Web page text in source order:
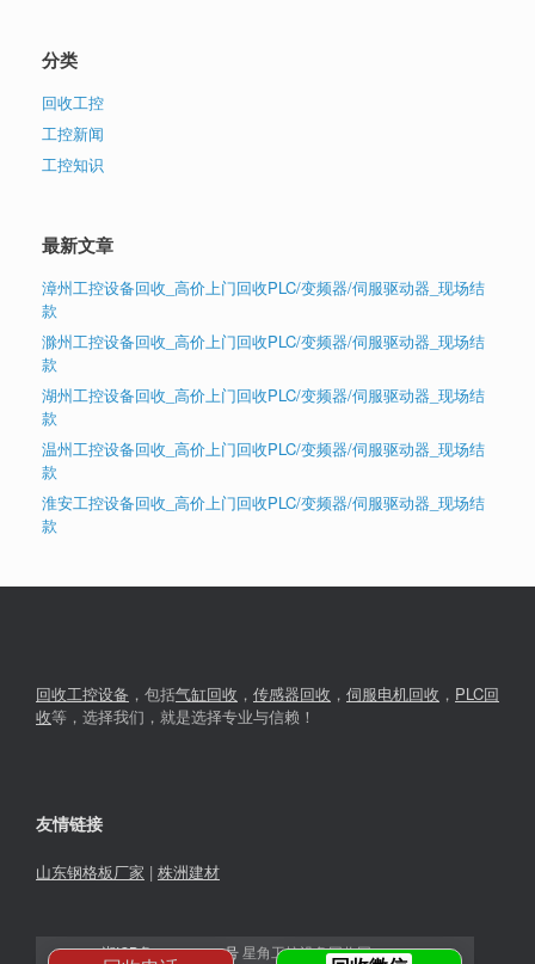
分类
回收工控
工控新闻
工控知识
最新文章
漳州工控设备回收_高价上门回收PLC/变频器/伺服驱动器_现场结
款
滁州工控设备回收_高价上门回收PLC/变频器/伺服驱动器_现场结
款
湖州工控设备回收_高价上门回收PLC/变频器/伺服驱动器_现场结
款
温州工控设备回收_高价上门回收PLC/变频器/伺服驱动器_现场结
款
淮安工控设备回收_高价上门回收PLC/变频器/伺服驱动器_现场结
款
回收工控设备 ，包括气缸回收 ， 传感器回收 ， 伺服电机回收 ， PLC回
收等，选择我们，就是选择专业与信赖！
友情链接
山东钢格板厂家 | 株洲建材
湘ICP备2023030366号星角工控设备回收网© 2026